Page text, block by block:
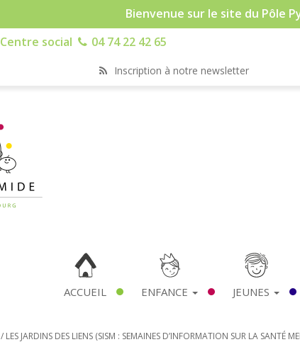
Bienvenue sur le site du Pôle
Centre social
04 74 22 42 65
Inscription à notre newsletter
ACCUEIL ENFANCE JEUNES
/ LES JARDINS DES LIENS (SISM : SEMAINES D’INFORMATION SUR LA SANTÉ